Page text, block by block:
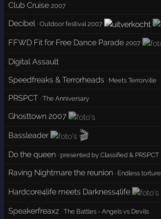
Club Cruise2007
Decibel ·Outdoor festival 2007
FFWD Fit for Free Dance Parade2007
Digital Assault
Speedfreaks & Terrorheads · Meets Terrorville
PRSPCT ·The Anniversary
Ghosttown 2007
Bassleader
🎬
Do the queen · presented by Classified & PRSPCT
Raving Nightmare the reunion · Endless torture
Hardcore4life meets Darkness4life
Speakerfreaxz ·The Battles - Angels vs Devils